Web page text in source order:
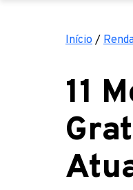
Início /
11